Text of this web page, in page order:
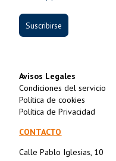
Suscribirse
Avisos Legales
Condiciones del servicio
Política de cookies
Política de Privacidad
CONTACTO
Calle Pablo Iglesias, 10